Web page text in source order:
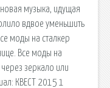
музыка, идущая
вдвое уменьшить
моды на сталкер
Все моды на
зеркало или
КВЕСТ 2015 1